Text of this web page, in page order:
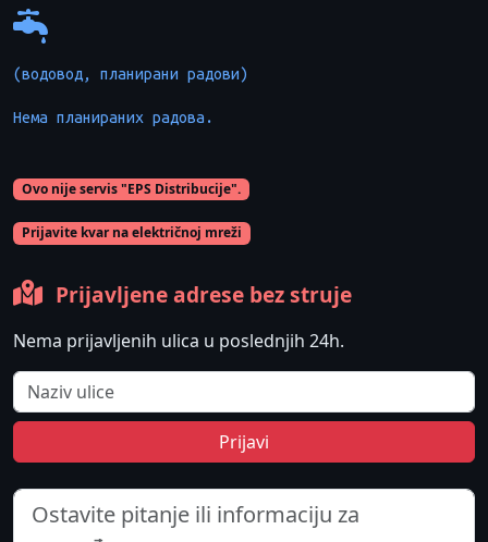
(водовод, планирани радови)
Нема планираних радова.
Ovo nije servis "EPS Distribucije".
Prijavite kvar na električnoj mreži
Prijavljene adrese bez struje
Nema prijavljenih ulica u poslednjih 24h.